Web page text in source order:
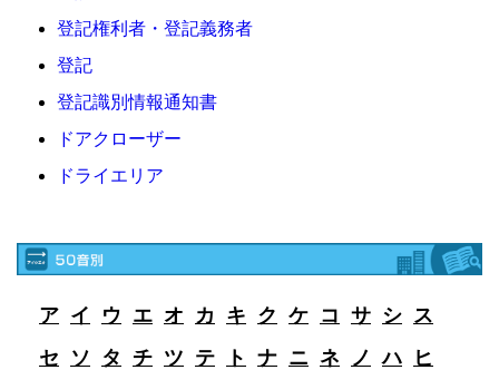
登記権利者・登記義務者
登記
登記識別情報通知書
ドアクローザー
ドライエリア
ア イ ウ エ オ カ キ ク ケ コ サ シ ス
セ
ソ タ チ ツ テ ト ナ ニ ネ ノ ハ
ヒ